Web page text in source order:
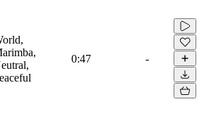
0:47 -